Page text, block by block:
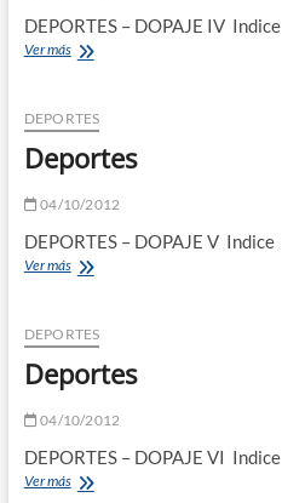
DEPORTES – DOPAJE IV Indice
Ver másDeportes
DEPORTES
Deportes
04/10/2012
DEPORTES – DOPAJE V Indice
Ver másDeportes
DEPORTES
Deportes
04/10/2012
DEPORTES – DOPAJE VI Indice
Ver másDeportes